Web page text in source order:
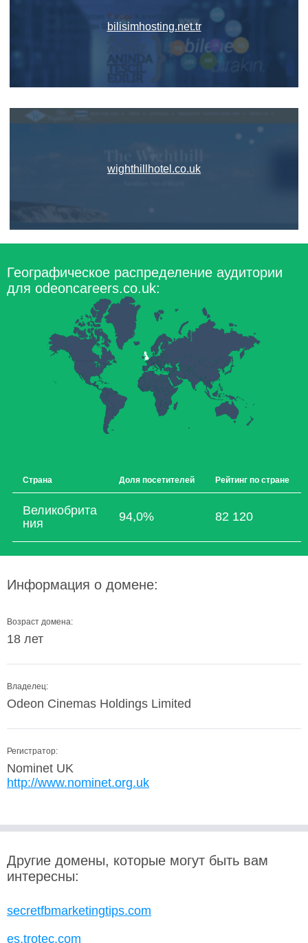
bilisimhosting.net.tr
wighthillhotel.co.uk
Географическое распределение аудитории
для odeoncareers.co.uk:
Страна Доля посетителей Рейтинг по стране
Великобрита
ния
94,0% 82 120
Информация о домене:
Возраст домена:
18 лет
Владелец:
Odeon Cinemas Holdings Limited
Регистратор:
Nominet UK
http://www.nominet.org.uk
Другие домены, которые могут быть вам
интересны:
secretfbmarketingtips.com
es.trotec.com